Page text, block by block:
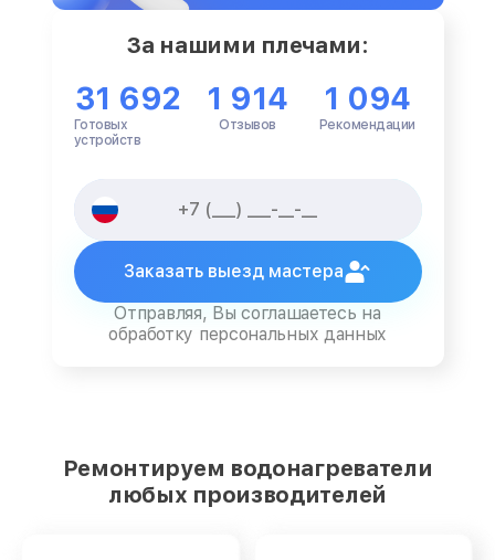
За нашими плечами:
31 692
Готовых
устройств
1 914
Отзывов
1 094
Рекомендации
Заказать выезд мастера
Отправляя, Вы соглашаетесь на
обработку персональных данных
Ремонтируем водонагреватели
любых производителей